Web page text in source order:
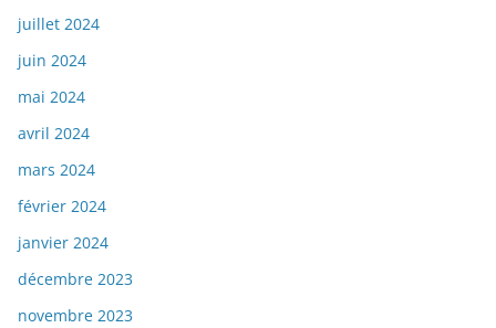
juillet 2024
juin 2024
mai 2024
avril 2024
mars 2024
février 2024
janvier 2024
décembre 2023
novembre 2023